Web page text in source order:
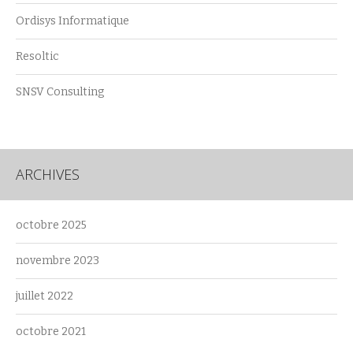
Ordisys Informatique
Resoltic
SNSV Consulting
ARCHIVES
octobre 2025
novembre 2023
juillet 2022
octobre 2021